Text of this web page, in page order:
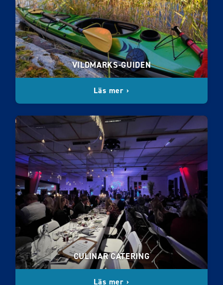
VILDMARKS-GUIDEN
Läs mer ›
CULINAR CATERING
Läs mer ›